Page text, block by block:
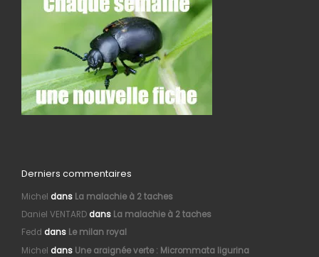
Derniers commentaires
Michel dans La malachie à 2 taches
Daniel VENTARDdans La malachie à 2 taches
Fedd dans Le milan royal
Michel dans Une araignée verte : Micrommata ligurina